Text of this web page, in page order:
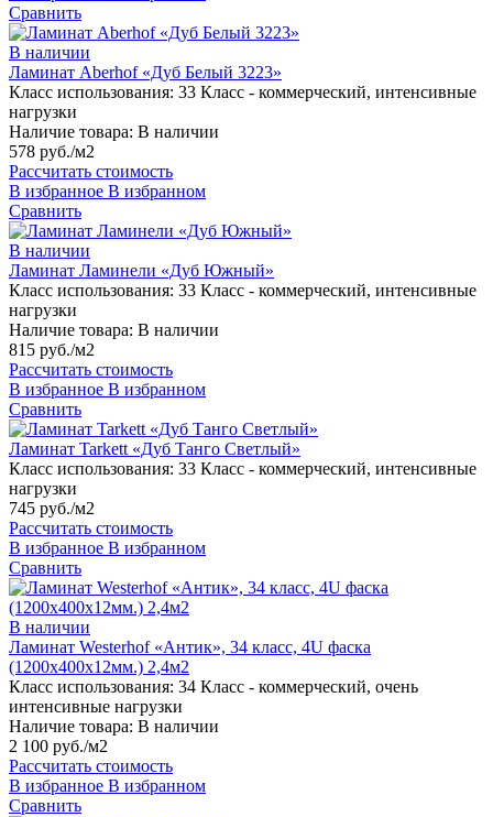
Сравнить
В наличии
Ламинат Aberhof «Дуб Белый 3223»
Класс использования: 33 Класс - коммерческий, интенсивные
нагрузки
Наличие товара: В наличии
578 руб./м2
Рассчитать стоимость
В избранное В избранном
Сравнить
В наличии
Ламинат Ламинели «Дуб Южный»
Класс использования: 33 Класс - коммерческий, интенсивные
нагрузки
Наличие товара: В наличии
815 руб./м2
Рассчитать стоимость
В избранное В избранном
Сравнить
Ламинат Tarkett «Дуб Танго Светлый»
Класс использования: 33 Класс - коммерческий, интенсивные
нагрузки
745 руб./м2
Рассчитать стоимость
В избранное В избранном
Сравнить
В наличии
Ламинат Westerhof «Антик», 34 класс, 4U фаска
(1200х400х12мм.) 2,4м2
Класс использования: 34 Класс - коммерческий, очень
интенсивные нагрузки
Наличие товара: В наличии
2 100 руб./м2
Рассчитать стоимость
В избранное В избранном
Сравнить